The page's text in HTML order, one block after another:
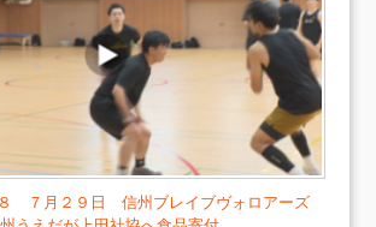
７月２９日 信州ブレイブヴォロアーズ